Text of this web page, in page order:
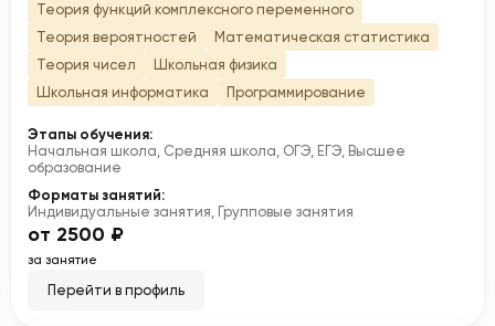
Теория функций комплексного переменного
Теория вероятностей
Математическая статистика
Теория чисел
Школьная физика
Школьная информатика
Программирование
Этапы обучения:
Начальная школа, Средняя школа, ОГЭ, ЕГЭ, Высшее
образование
Форматы занятий:
Индивидуальные занятия, Групповые занятия
от 2500 ₽
за занятие
Перейти в профиль